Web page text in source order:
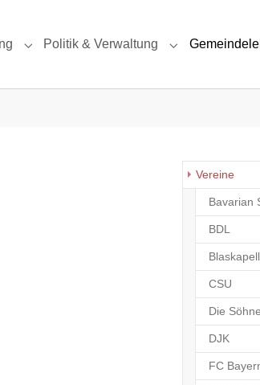
Submenu for "Ort & Umgebung"
Politik & Verwaltung
Submenu for
Vereine
Bavarian
BDL
CSU
Die
DJK
FC